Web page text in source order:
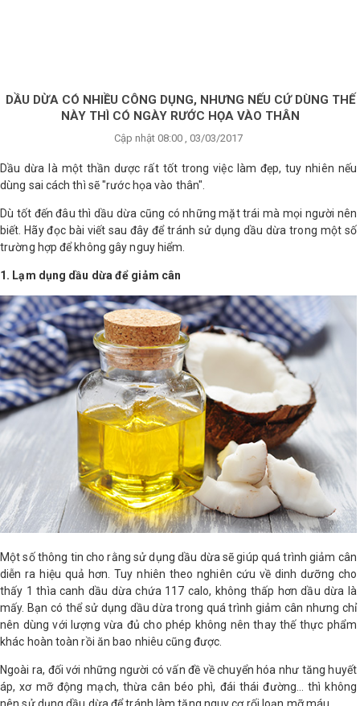
DẦU DỪA CÓ NHIỀU CÔNG DỤNG, NHƯNG NẾU CỨ DÙNG THẾ
NÀY THÌ CÓ NGÀY RƯỚC HỌA VÀO THÂN
Cập nhật 08:00 , 03/03/2017
Dầu dừa là một thần dược rất tốt trong việc làm đẹp, tuy nhiên nếu
dùng sai cách thì sẽ "rước họa vào thân".
Dù tốt đến đâu thì dầu dừa cũng có những mặt trái mà mọi người nên
biết. Hãy đọc bài viết sau đây để tránh sử dụng dầu dừa trong một số
trường hợp để không gây nguy hiểm.
1. Lạm dụng dầu dừa để giảm cân
Một số thông tin cho rằng sử dụng dầu dừa sẽ giúp quá trình giảm cân
diễn ra hiệu quả hơn. Tuy nhiên theo nghiên cứu về dinh dưỡng cho
thấy 1 thìa canh dầu dừa chứa 117 calo, không thấp hơn dầu dừa là
mấy. Bạn có thể sử dụng dầu dừa trong quá trình giảm cân nhưng chỉ
nên dùng với lượng vừa đủ cho phép không nên thay thế thực phẩm
khác hoàn toàn rồi ăn bao nhiêu cũng được.
Ngoài ra, đối với những người có vấn đề về chuyển hóa như tăng huyết
áp, xơ mỡ động mạch, thừa cân béo phì, đái thái đường… thì không